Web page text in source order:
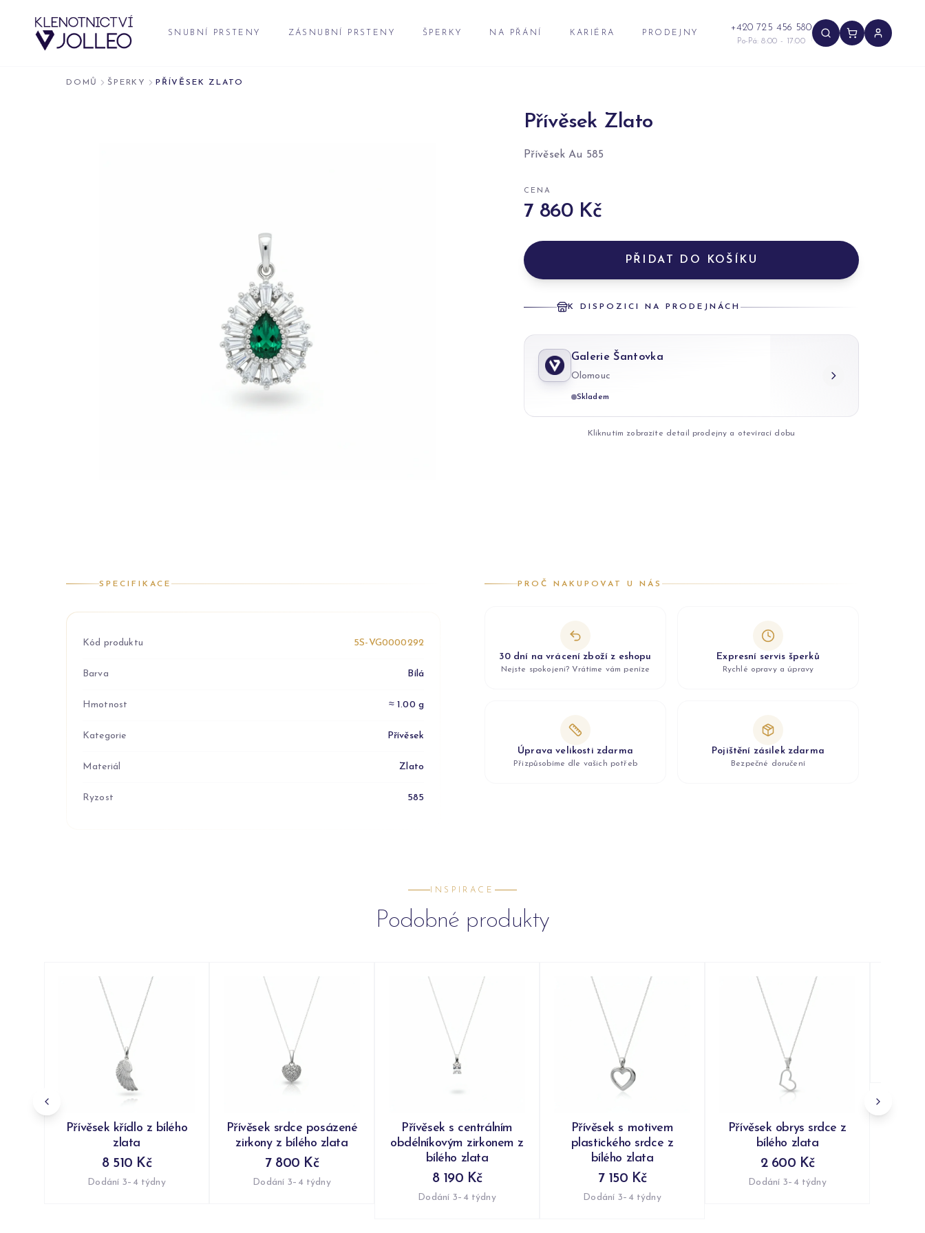
SNUBNÍ PRSTENY ZÁSNUBNÍ PRSTENY ŠPERKY NA PŘÁNÍ KARIÉRA PRODEJNY +420 725 456 580
Po-Pá: 8:00 - 17:00
DOMŮ ŠPERKY PŘÍVĚSEK ZLATO
Přívěsek Zlato
Přívěsek Au 585
CENA
7 860 Kč
PŘIDAT DO KOŠÍKU
K DISPOZICI NA PRODEJNÁCH
Galerie Šantovka
Olomouc
Skladem
Kliknutím zobrazíte detail prodejny a otevírací dobu
SPECIFIKACE
Kód produktu 5S-VG0000292
Barva Bílá
Hmotnost ≈ 1.00 g
Kategorie Přívěsek
Materiál Zlato
Ryzost 585
PROČ NAKUPOVAT U NÁS
30 dní na vrácení zboží z eshopu
Nejste spokojeni? Vrátíme vám peníze
Expresní servis šperků
Rychlé opravy a úpravy
Úprava velikosti zdarma
Přizpůsobíme dle vašich potřeb
Pojištění zásilek zdarma
Bezpečné doručení
INSPIRACE
Podobné produkty
Přívěsek křídlo z bílého
zlata
8 510 Kč
Dodání 3–4 týdny
Přívěsek srdce posázené
zirkony z bílého zlata
7 800 Kč
Dodání 3–4 týdny
Přívěsek s centrálním
obdélníkovým zirkonem z
bílého zlata
8 190 Kč
Dodání 3–4 týdny
Přívěsek s motivem
plastického srdce z
bílého zlata
7 150 Kč
Dodání 3–4 týdny
Přívěsek obrys srdce z
bílého zlata
2 600 Kč
Dodání 3–4 týdny